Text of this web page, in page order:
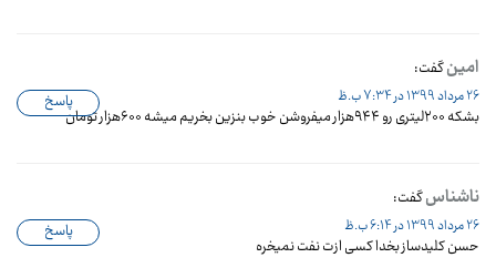
امینگفت:
26 مرداد 1399 در 7:34 ب.ظ
بشکه ۲۰۰لیتری رو ۹۴۴هزار میفروشن خوب بنزین بخریم میشه ۶۰۰هزار تومان
پاسخ
ناشناسگفت:
26 مرداد 1399 در 6:14 ب.ظ
حسن کلیدساز بخدا کسی ازت نفت نمیخره
پاسخ